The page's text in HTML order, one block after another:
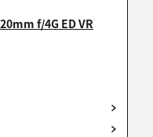
象に残ります！
す。
しくお願いします
f/4G ED VR